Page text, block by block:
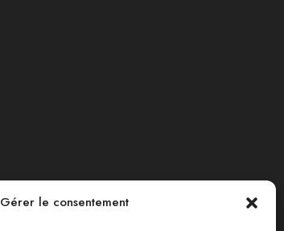
Gérer le consentement